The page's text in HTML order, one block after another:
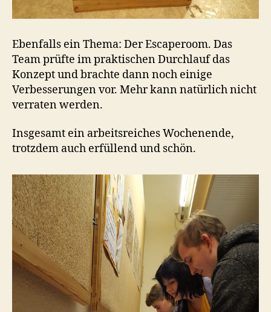
Ebenfalls ein Thema: Der Escaperoom. Das
Team prüfte im praktischen Durchlauf das
Konzept und brachte dann noch einige
Verbesserungen vor. Mehr kann natürlich nicht
verraten werden.
Insgesamt ein arbeitsreiches Wochenende,
trotzdem auch erfüllend und schön.